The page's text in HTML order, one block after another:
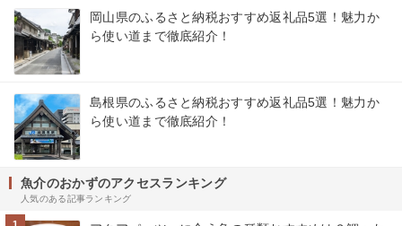
岡山県のふるさと納税おすすめ返礼品5選！魅力か
ら使い道まで徹底紹介！
島根県のふるさと納税おすすめ返礼品5選！魅力か
ら使い道まで徹底紹介！
魚介のおかずのアクセスランキング
人気のある記事ランキング